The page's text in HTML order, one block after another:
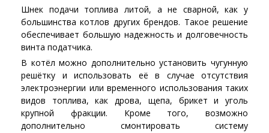
Шнек подачи топлива литой, а не сварной, как у
большинства котлов других брендов. Такое решение
обеспечивает большую надежность и долговечность
винта податчика.
В котёл можно дополнительно установить чугунную
решётку и использовать её в случае отсутствия
электроэнергии или временного использования таких
видов топлива, как дрова, щепа, брикет и уголь
крупной фракции. Кроме того, возможно
дополнительно смонтировать систему